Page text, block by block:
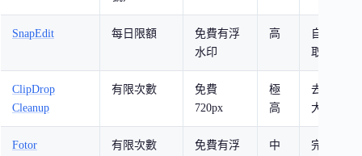
SnapEdit 每日限額
免費有浮
水印
高
自動選
取、去背
ClipDrop
Cleanup
有限次數
免費
720px
極
高
去背、放
大、打光
Fotor 有限次數
免費有浮
中
完整修